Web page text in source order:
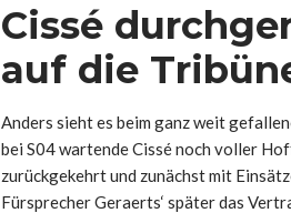
Cissé
auf die
Anders sieht es beim ganz weit
bei S04 wartende Cissé noch voller
zurückgekehrt und zunächst mit
Fürsprecher Geraerts‘ später das